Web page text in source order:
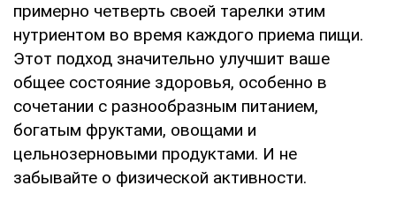
примерно четверть своей тарелки этим
нутриентом во время каждого приема пищи.
Этот подход значительно улучшит ваше
общее состояние здоровья, особенно в
сочетании с разнообразным питанием,
богатым фруктами, овощами и
цельнозерновыми продуктами. И не
забывайте о физической активности.